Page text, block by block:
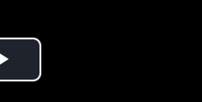
Play Video